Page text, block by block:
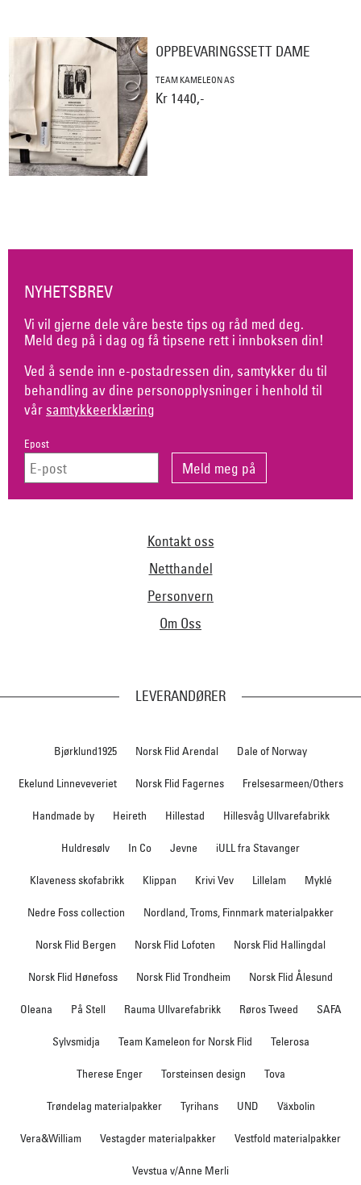
OPPBEVARINGSSETT DAME
TEAM KAMELEON AS
Kr 1440,-
NYHETSBREV
Vi vil gjerne dele våre beste tips og råd med deg.
Meld deg på i dag og få tipsene rett i innboksen din!
Ved å sende inn e-postadressen din, samtykker du til
behandling av dine personopplysninger i henhold til
vår samtykkeerklæring
Epost
Kontakt oss
Netthandel
Personvern
Om Oss
LEVERANDØRER
Bjørklund1925 Norsk Flid Arendal Dale of Norway
Ekelund Linneveveriet Norsk Flid Fagernes Frelsesarmeen/Others
Handmade by Heireth Hillestad Hillesvåg Ullvarefabrikk
Huldresølv In Co Jevne iULL fra Stavanger
Klaveness skofabrikk Klippan Krivi Vev Lillelam Myklé
Nedre Foss collection Nordland, Troms, Finnmark materialpakker
Norsk Flid Bergen Norsk Flid Lofoten Norsk Flid Hallingdal
Norsk Flid Hønefoss Norsk Flid Trondheim Norsk Flid Ålesund
Oleana På Stell Rauma Ullvarefabrikk Røros Tweed SAFA
Sylvsmidja Team Kameleon for Norsk Flid Telerosa
Therese Enger Torsteinsen design Tova
Trøndelag materialpakker Tyrihans UND Växbolin
Vera&William Vestagder materialpakker Vestfold materialpakker
Vevstua v/Anne Merli